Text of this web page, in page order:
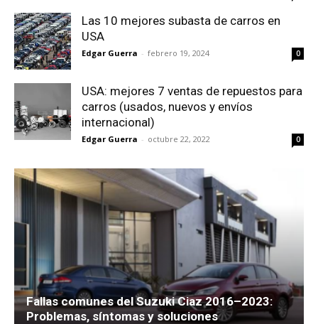
Las 10 mejores subasta de carros en
USA
Edgar Guerra - febrero 19, 2024 0
USA: mejores 7 ventas de repuestos para
carros (usados, nuevos y envíos
internacional)
Edgar Guerra - octubre 22, 2022 0
Fallas comunes del Suzuki Ciaz 2016–2023:
Problemas, síntomas y soluciones